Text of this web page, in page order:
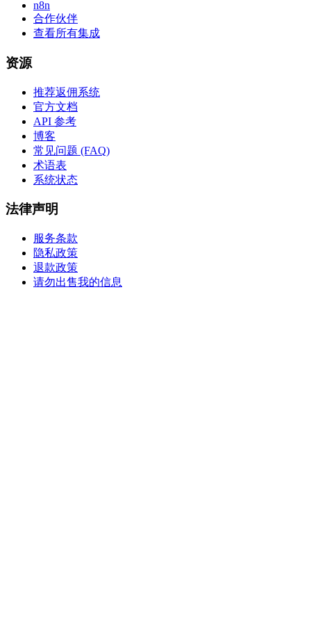
n8n
合作伙伴
查看所有集成
资源
推荐返佣系统
官方文档
API 参考
博客
常见问题 (FAQ)
术语表
系统状态
法律声明
服务条款
隐私政策
退款政策
请勿出售我的信息